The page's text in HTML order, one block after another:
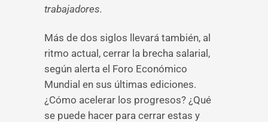
trabajadores.
Más de dos siglos llevará también, al
ritmo actual, cerrar la brecha salarial,
según alerta el Foro Económico
Mundial en sus últimas ediciones.
¿Cómo acelerar los progresos? ¿Qué
se puede hacer para cerrar estas y